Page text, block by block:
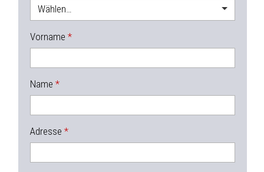
Wählen…
Vorname
Name
Adresse